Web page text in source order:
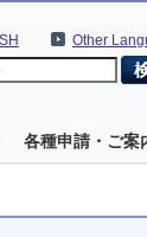
Other
各種申請・ご案